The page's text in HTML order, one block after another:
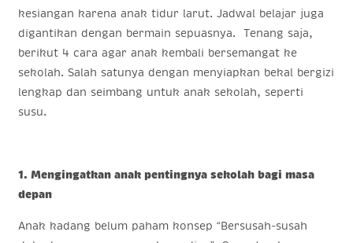
kesiangan karena anak tidur larut. Jadwal belajar juga
digantikan dengan bermain sepuasnya. Tenang saja,
berikut 4 cara agar anak kembali bersemangat ke
sekolah. Salah satunya dengan menyiapkan bekal bergizi
lengkap dan seimbang untuk anak sekolah, seperti
susu.
1. Mengingatkan anak pentingnya sekolah bagi masa
depan
Anak kadang belum paham konsep “Bersusah-susah